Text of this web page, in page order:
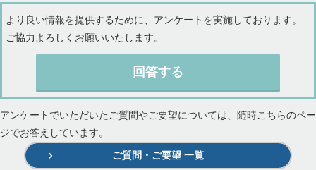
より良い情報を提供するために、アンケートを実施しております。
ご協力よろしくお願いいたします。
回答する
アンケートでいただいたご質問やご要望については、随時こちらのペー
ジでお答えしています。
ご質問・ご要望 一覧